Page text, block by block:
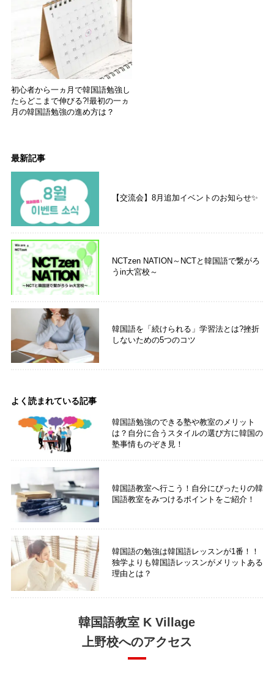
初心者から一ヵ月で韓国語勉強し
たらどこまで伸びる?!最初の一ヵ
月の韓国語勉強の進め方は？
最新記事
【交流会】8月追加イベントのお知らせ✨
NCTzen NATION～NCTと韓国語で繋がろ
うin大宮校～
韓国語を「続けられる」学習法とは?挫折
しないための5つのコツ
よく読まれている記事
韓国語勉強のできる塾や教室のメリット
は？自分に合うスタイルの選び方に韓国の
塾事情ものぞき見！
韓国語教室へ行こう！自分にぴったりの韓
国語教室をみつけるポイントをご紹介！
韓国語の勉強は韓国語レッスンが1番！！
独学よりも韓国語レッスンがメリットある
理由とは？
韓国語教室 K Village
上野校へのアクセス